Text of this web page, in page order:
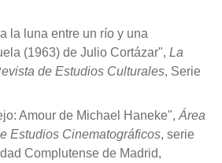
la luna entre un río y una
(1963) de Julio Cortázar", La
de Estudios Culturales, Serie
Amour de Michael Haneke", Área
Estudios Cinematográficos, serie
Complutense de Madrid,